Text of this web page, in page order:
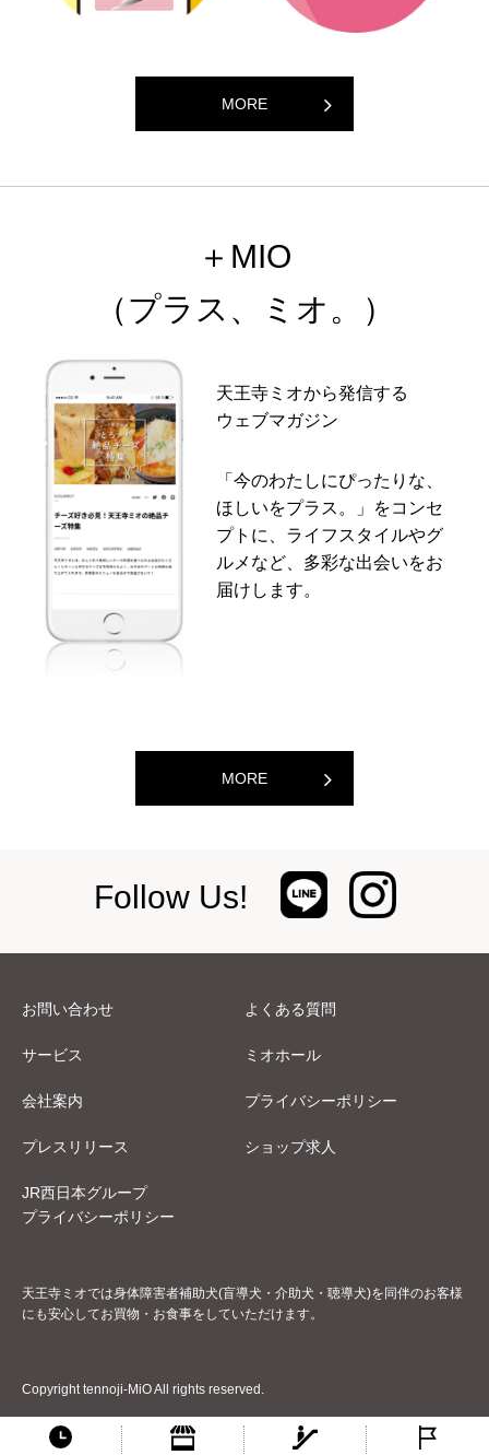
MORE
＋MIO
（プラス、ミオ。）
天王寺ミオから発信する
ウェブマガジン
「今のわたしにぴったりな、
ほしいをプラス。」をコンセ
プトに、ライフスタイルやグ
ルメなど、多彩な出会いをお
届けします。
MORE
Follow Us!
お問い合わせ よくある質問
サービス ミオホール
会社案内 プライバシーポリシー
プレスリリース ショップ求人
JR西日本グループ
プライバシーポリシー
天王寺ミオでは身体障害者補助犬(盲導犬・介助犬・聴導犬)を同伴のお客様
にも安心してお買物・お食事をしていただけます。
Copyright tennoji-MiO All rights reserved.